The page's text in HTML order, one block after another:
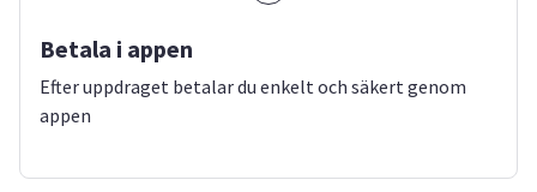
Betala i appen
Efter uppdraget betalar du enkelt och säkert genom
appen